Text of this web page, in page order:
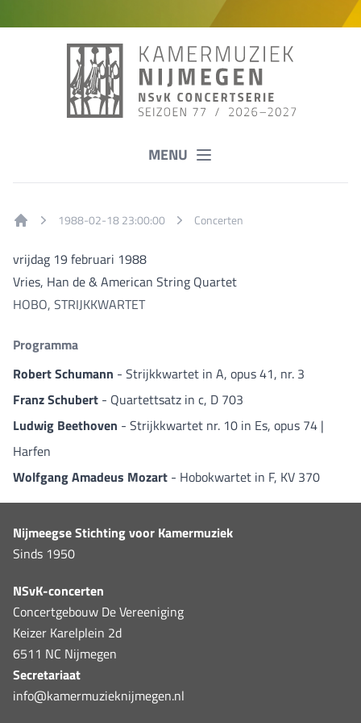
MENU
1988-02-18 23:00:00 Concerten
vrijdag 19 februari 1988
Vries, Han de & American String Quartet
HOBO, STRIJKKWARTET
Programma
Robert Schumann - Strijkkwartet in A, opus 41, nr. 3
Franz Schubert - Quartettsatz in c, D 703
Ludwig Beethoven - Strijkkwartet nr. 10 in Es, opus 74 |
Harfen
Wolfgang Amadeus Mozart - Hobokwartet in F, KV 370
Nijmeegse Stichting voor Kamermuziek
Sinds 1950
NSvK-concerten
Concertgebouw De Vereeniging
Keizer Karelplein 2d
6511 NC Nijmegen
Secretariaat
info@kamermuzieknijmegen.nl